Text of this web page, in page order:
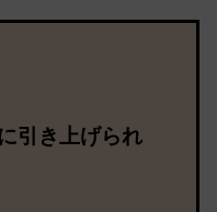
引き上げられ